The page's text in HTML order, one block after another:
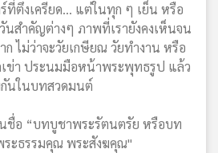
ที่ตึงเครียด... แต่ในทุก ๆ เย็น หรือ
นสำคัญต่างๆ ภาพที่เรายังคงเห็นจน
ไม่ว่าจะวัยเกษียณ วัยทำงาน หรือ
ข่า ประนมมือหน้าพระพุทธรูป แล้ว
กันในบทสวดมนต์
ชื่อ “บทบูชาพระรัตนตรัย หรือบท
ะธรรมคุณ พระสังฆคุณ"